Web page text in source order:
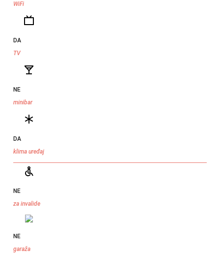
WiFi
DA
TV
NE
minibar
DA
klima uređaj
NE
za invalide
NE
garaža